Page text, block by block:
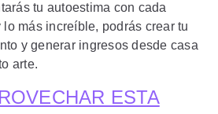
tu autoestima con cada
más increíble, podrás crear tu
y generar ingresos desde casa
arte.
ESTA